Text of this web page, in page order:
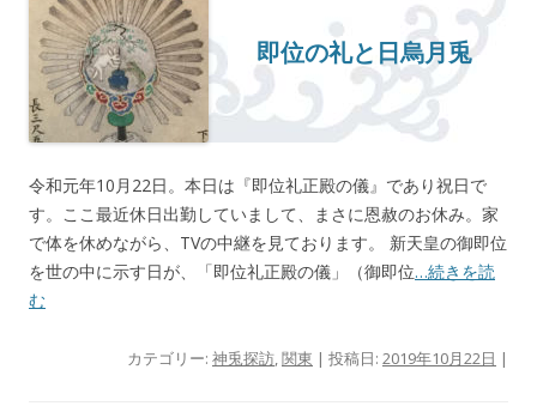
即位の礼と日烏月兎
令和元年10月22日。本日は『即位礼正殿の儀』であり祝日で
す。ここ最近休日出勤していまして、まさに恩赦のお休み。家
で体を休めながら、TVの中継を見ております。 新天皇の御即位
を世の中に示す日が、「即位礼正殿の儀」（御即位…続きを読
む
カテゴリー: 神兎探訪,関東 | 投稿日: 2019年10月22日 |